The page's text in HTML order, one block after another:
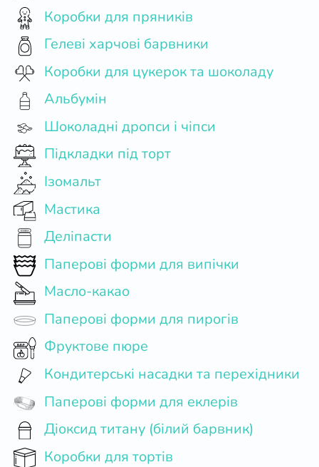
Коробки для пряників
Гелеві харчові барвники
Коробки для цукерок та шоколаду
Альбумін
Шоколадні дропси і чіпси
Підкладки під торт
Ізомальт
Мастика
Деліпасти
Паперові форми для випічки
Масло-какао
Паперові форми для пирогів
Фруктове пюре
Кондитерські насадки та перехідники
Паперові форми для еклерів
Діоксид титану (білий барвник)
Коробки для тортів